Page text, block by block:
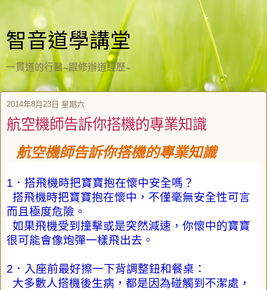
智音道學講堂
一貫道的行醫~跟修辦道經歷~
2014年8月23日 星期六
航空機師告訴你搭機的專業知識
航空機師告訴你搭機的專業知識
1 ．搭飛機時把寶寶抱在懷中安全嗎？
搭飛機時把寶寶抱在懷中，不僅毫無安全性可言
而且極度危險。
如果飛機受到撞擊或是突然減速，你懷中的寶寶
很可能會像炮彈一樣飛出去。
2 ．入座前最好擦一下背調整鈕和餐桌：
大多數人搭機後生病，都是因為碰觸到不潔處，